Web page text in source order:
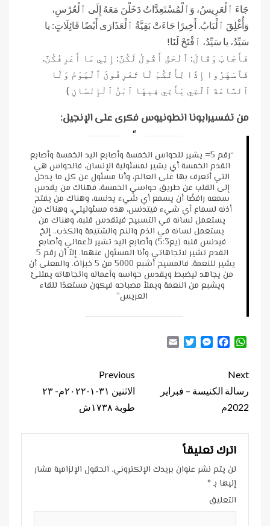
جَاءَ ٱلْعَرِيسُ، وَٱلْمُسْتَعِدَّاتُ دَخَلْنَ مَعَهُ إِلَى ٱلْعُرْسِ،
وَأُغْلِقَ ٱلْبَابُ. أَخِيرًا جَاءَتْ بَقِيَّةُ ٱلْعَذَارَى أَيْضًا قَائِلَاتٍ: يا
سَيِّدُ، يا سَيِّدُ، ٱفْتَحْ لَنَا!
فَأَجَابَ وَقَالَ: ٱلْحَقَّ أَقُولُ لَكُنَّ: إِنِّي مَا أَعْرِفُكُنَّ.
فَٱسْهَرُوا إِذًا لِأَنَّكُمْ لَا تَعْرِفُونَ ٱلْيَوْمَ وَلَا
ٱلسَّاعَةَ ٱلَّتِي يَأْتِي فِيهَا ٱبْنُ ٱلْإِنْسَانِ )
من تفسيرابونا انطونيوس فكرى على الإنجيل:
“رقم 5= يشير للحواس الخمسة وأصابع اليد الخمسة وأصابع
القدم الخمسة أي يشير لمسئولية الإنسان، فالحواس هي
التي أتعرف بها على العالم، وأنا مسئول عن كل ما يدخل
إلى القلب عن طريق حواسي الخمسة، فهناك من يقدس
سمعه رافضًا أن يسمع أي شيء يدنسه، وهناك من يفتح
أذنه لسماع أي شيء فيتدنس، هذه مسئوليتي، وهناك من
يستعمل لسانه في التسبيح فيتقدس قلبه، وهناك من
يستعمل لسانه في الذم والنم والشتيمة والكذب.. إلخ
فيدنس قلبه (يع5:3) وأصابع اليد تشير لأعمالي وأصابع
القدم تشير لاتجاهاتي وأنا المسئول عنهما. إلاّ أن رقم 5
يشير للنعمة، فالمسيح أشبع 5000 من 5 خبزات. والمعنى أن
من يجاهد ليضبط ويقدس حواسه وأعماله واتجاهاته يمتلئ
ويشبع من النعمة ويملأ مصباحه فيكون مستعدًا للقاء
العريس”
WhatsApp
Facebook
Messenger
Twitter
Continue
Reading
Previous
الاثنين ٣١-١-٢٠٢٢م- ٢٣
طوبة ١٧٣٨ش
Next
رسالة الكنيسة – فبراير
2022م
اترك تعليقاً
لن يتم نشر عنوان بريدك الإلكتروني. الحقول الإلزامية مشار
إليها بـ*
التعليق